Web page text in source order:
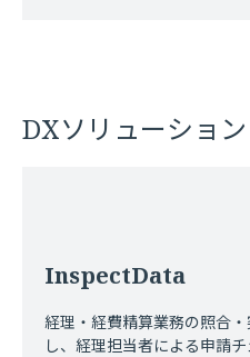
DXソリューション
InspectData
経理・経費精算業務の照合
し、経理担当者による申請